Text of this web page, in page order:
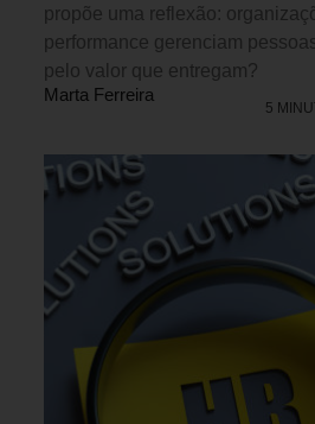
propõe uma reflexão:
performance gerenciam
pelo valor que entregam?
Marta Ferreira
5